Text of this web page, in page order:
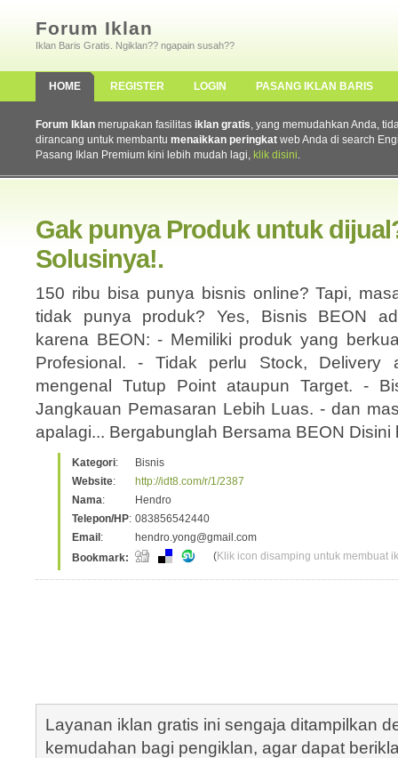
Forum Iklan
Iklan Baris Gratis. Ngiklan?? ngapain susah??
HOME REGISTER LOGIN PASANG IKLAN BARIS
Forum Iklan merupakan fasilitas iklan gratis, yang memudahkan Anda,
dirancang untuk membantu menaikkan peringkat web Anda di search
Pasang Iklan Premium kini lebih mudah lagi, klik disini.
Gak punya Produk untuk
Solusinya!.
150 ribu bisa punya bisnis online? Tapi,
tidak punya produk? Yes, Bisnis BEON
karena BEON: - Memiliki produk yang
Profesional. - Tidak perlu Stock, Delivery
mengenal Tutup Point ataupun Target. -
Jangkauan Pemasaran Lebih Luas. - dan
apalagi... Bergabunglah Bersama BEON Disini
Kategori:
Bisnis
Website:
http://idt8.com/r/1/2387
Nama:
Hendro
Telepon/HP: 083856542440
Email :
hendro.yong@gmail.com
Bookmark:
(Klik icon disamping untuk membuat
Layanan iklan gratis ini sengaja ditampilkan
kemudahan bagi pengiklan, agar dapat